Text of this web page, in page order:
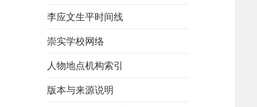
李应文生平时间线
崇实学校网络
人物地点机构索引
版本与来源说明